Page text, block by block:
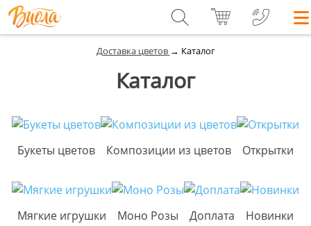
Доставка цветов → Каталог
Каталог
Букеты цветов Композиции из цветов Открытки
Мягкие игрушки Моно Розы Доплата Новинки